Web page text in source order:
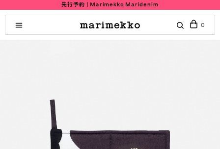
先行予約 | Marimekko Maridenim
0